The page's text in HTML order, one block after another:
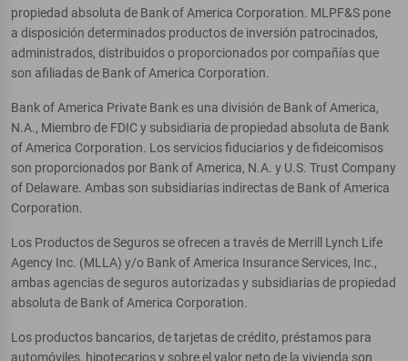
propiedad absoluta de Bank of America Corporation. MLPF&S pone
a disposición determinados productos de inversión patrocinados,
administrados, distribuidos o proporcionados por compañías que
son afiliadas de Bank of America Corporation.
Bank of America Private Bank es una división de Bank of America,
N.A., Miembro de FDIC y subsidiaria de propiedad absoluta de Bank
of America Corporation. Los servicios fiduciarios y de fideicomisos
son proporcionados por Bank of America, N.A. y U.S. Trust Company
of Delaware. Ambas son subsidiarias indirectas de Bank of America
Corporation.
Los Productos de Seguros se ofrecen a través de Merrill Lynch Life
Agency Inc. (MLLA) y/o Bank of America Insurance Services, Inc.,
ambas agencias de seguros autorizadas y subsidiarias de propiedad
absoluta de Bank of America Corporation.
Los productos bancarios, de tarjetas de crédito, préstamos para
automóviles, hipotecarios y sobre el valor neto de la vivienda son